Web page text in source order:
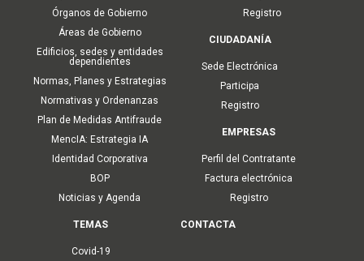
Órganos de Gobierno
Áreas de Gobierno
Edificios, sedes y entidades
dependientes
Normas, Planes y Estrategias
Normativas y Ordenanzas
Plan de Medidas Antifraude
MencIA: Estrategia IA
Identidad Corporativa
BOP
Noticias y Agenda
Registro
CIUDADANÍA
Sede Electrónica
Participa
Registro
EMPRESAS
Perfil del Contratante
Factura electrónica
Registro
TEMAS
Covid-19
CONTACTA